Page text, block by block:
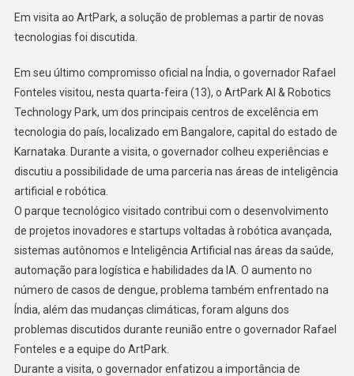
Em visita ao ArtPark, a solução de problemas a partir de novas
tecnologias foi discutida.
Em seu último compromisso oficial na Índia, o governador Rafael
Fonteles visitou, nesta quarta-feira (13), o ArtPark AI & Robotics
Technology Park, um dos principais centros de excelência em
tecnologia do país, localizado em Bangalore, capital do estado de
Karnataka. Durante a visita, o governador colheu experiências e
discutiu a possibilidade de uma parceria nas áreas de inteligência
artificial e robótica.
O parque tecnológico visitado contribui com o desenvolvimento
de projetos inovadores e startups voltadas à robótica avançada,
sistemas autônomos e Inteligência Artificial nas áreas da saúde,
automação para logística e habilidades da IA. O aumento no
número de casos de dengue, problema também enfrentado na
Índia, além das mudanças climáticas, foram alguns dos
problemas discutidos durante reunião entre o governador Rafael
Fonteles e a equipe do ArtPark.
Durante a visita, o governador enfatizou a importância de